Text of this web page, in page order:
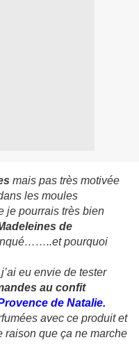
mais pas très motivée
les moules
je pourrais très bien
de
pourquoi
eu envie de tester
au confit
de Natalie.
avec ce produit et
raison que ça ne marche